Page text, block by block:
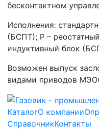
бесконтактном
Исполнения:
(БСПТ); Р –
индуктивный блок
Возможен выпуск
видами приводов
КаталогО компании
СправочникКонтакты